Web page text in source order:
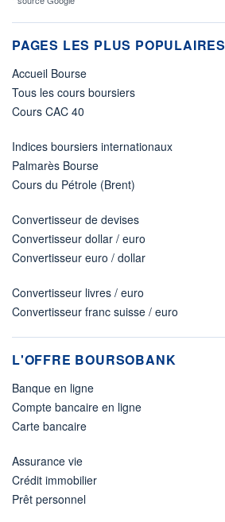
PAGES LES PLUS POPULAIRES
Accueil Bourse
Tous les cours boursiers
Cours CAC 40
Indices boursiers internationaux
Palmarès Bourse
Cours du Pétrole (Brent)
Convertisseur de devises
Convertisseur dollar / euro
Convertisseur euro / dollar
Convertisseur livres / euro
Convertisseur franc suisse / euro
L'OFFRE BOURSOBANK
Banque en ligne
Compte bancaire en ligne
Carte bancaire
Assurance vie
Crédit immobilier
Prêt personnel